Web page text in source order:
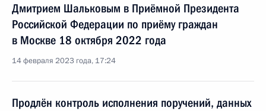
Дмитрием Шальковым в Приёмной Президента
Российской Федерации по приёму граждан
в Москве 18 октября 2022 года
14 февраля 2023 года, 17:24
Продлён контроль исполнения поручений, данных